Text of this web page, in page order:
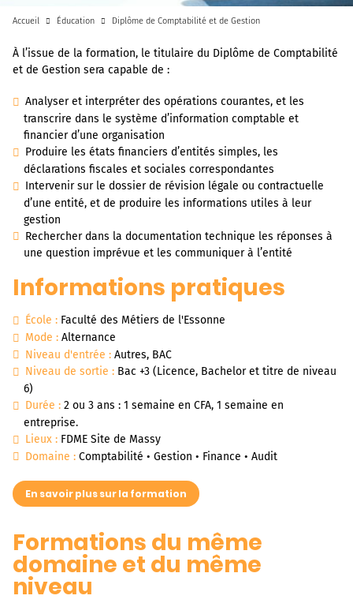
Accueil Éducation Diplôme de Comptabilité et de Gestion
À l’issue de la formation, le titulaire du Diplôme de Comptabilité
et de Gestion sera capable de :
Analyser et interpréter des opérations courantes, et les
transcrire dans le système d’information comptable et
financier d’une organisation
Produire les états financiers d’entités simples, les
déclarations fiscales et sociales correspondantes
Intervenir sur le dossier de révision légale ou contractuelle
d’une entité, et de produire les informations utiles à leur
gestion
Rechercher dans la documentation technique les réponses à
une question imprévue et les communiquer à l’entité
Informations pratiques
École : Faculté des Métiers de l'Essonne
Mode : Alternance
Niveau d'entrée : Autres, BAC
Niveau de sortie : Bac +3 (Licence, Bachelor et titre de niveau
6)
Durée : 2 ou 3 ans : 1 semaine en CFA, 1 semaine en
entreprise.
Lieux : FDME Site de Massy
Domaine : Comptabilité • Gestion • Finance • Audit
En savoir plus sur la formation
Formations du même
domaine et du même
niveau